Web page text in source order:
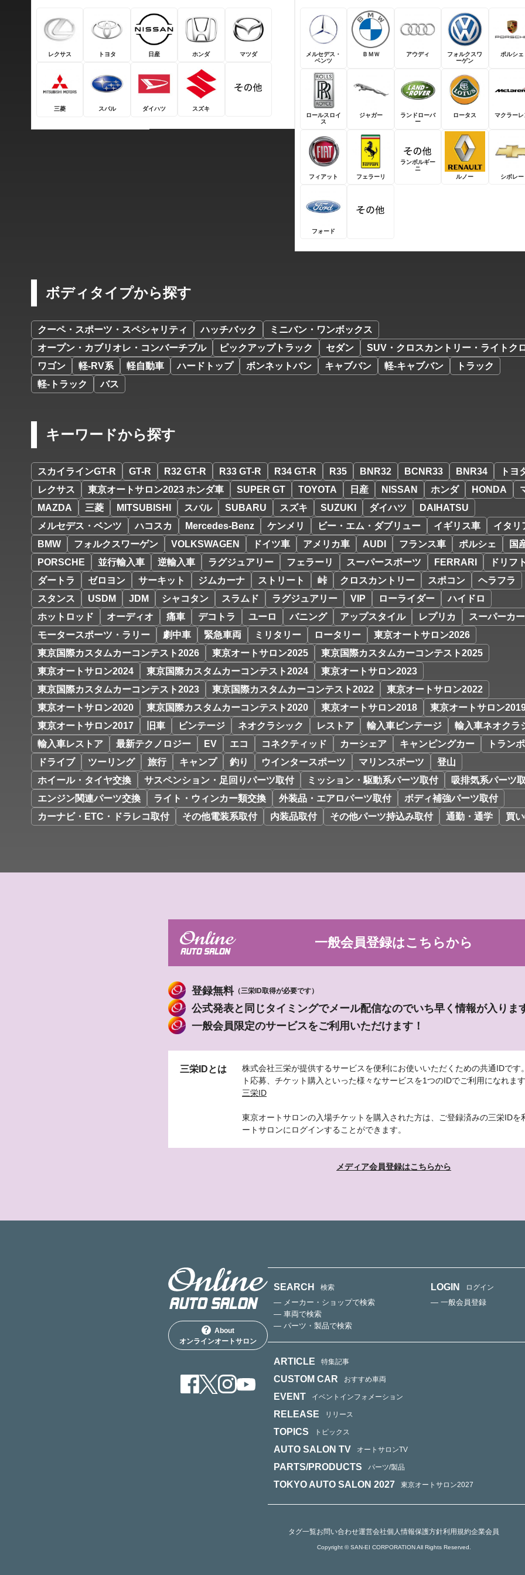
レクサス トヨタ 日産 ホンダ マツダ
三菱 スバル ダイハツ スズキ
メルセデス・
ベンツ
ＢＭＷ アウディ
フォルクスワ
ーゲン
ポルシェ
ロールスロイ
ス
ジャガー
ランドローバ
ー
ロータス マクラーレ
フィアット フェラーリ
ランボルギー
ニ
ルノー
シボレー
フォード
ボディタイプから探す
クーペ・スポーツ・スペシャリティ ハッチバック
ミニバン・ワンボックス
オープン・カブリオレ・コンバーチブル
ピックアップトラック セダン
SUV・クロスカントリー・ライトク
ワゴン
軽-RV系 軽自動車 ハードトップ ボンネットバン キャブバン 軽-キャブバン
トラック
軽-トラック
バス
キーワードから探す
スカイラインGT-R GT-R R32 GT-R R33 GT-R R34 GT-R R35 BNR32 BCNR33 BNR34
トヨ
レクサス
東京オートサロン2023 ホンダ車 SUPER GT TOYOTA 日産 NISSAN ホンダ HONDA
MAZDA
三菱 MITSUBISHI スバル SUBARU スズキ SUZUKI ダイハツ
DAIHATSU
メルセデス・ベンツ
ハコスカ Mercedes-Benz ケンメリ ビー・エム・ダブリュー イギリス車
イタリ
BMW
フォルクスワーゲン VOLKSWAGEN ドイツ車 アメリカ車 AUDI フランス車 ポルシェ
国
PORSCHE
並行輸入車 逆輸入車 ラグジュアリー フェラーリ スーパースポーツ FERRARI
ドリフ
ダートラ
ゼロヨン サーキット ジムカーナ ストリート 峠 クロスカントリー スポコン
ヘラフラ
スタンス
USDM JDM シャコタン スラムド ラグジュアリー VIP ローライダー
ハイドロ
ホットロッド
オーディオ 痛車 デコトラ ユーロ バニング アップスタイル レプリカ
スーパーカー
モータースポーツ・ラリー
劇中車 緊急車両 ミリタリー ロータリー
東京オートサロン2026
東京国際カスタムカーコンテスト2026
東京オートサロン2025
東京国際カスタムカーコンテスト2025
東京オートサロン2024
東京国際カスタムカーコンテスト2024
東京オートサロン2023
東京国際カスタムカーコンテスト2023
東京国際カスタムカーコンテスト2022
東京オートサロン2022
東京オートサロン2020
東京国際カスタムカーコンテスト2020 東京オートサロン2018
東京オートサロン
東京オートサロン2017
旧車 ビンテージ ネオクラシック レストア 輸入車ビンテージ
輸入車ネオクラ
輸入車レストア
最新テクノロジー EV エコ コネクティッド カーシェア キャンピングカー
トランポ
ドライブ
ツーリング 旅行 キャンプ 釣り ウインタースポーツ マリンスポーツ
登山
ホイール・タイヤ交換
サスペンション・足回りパーツ取付 ミッション・駆動系パーツ取付
吸排気系パーツ
エンジン関連パーツ交換
ライト・ウィンカー類交換 外装品・エアロパーツ取付
ボディ補強パーツ取付
カーナビ・ETC・ドラレコ取付
その他電装系取付 内装品取付 その他パーツ持込み取付 通勤・通学 買
一般会員登録はこちらから
登録無料（三栄ID取得が必要です）
公式発表と同じタイミングでメール配信なのでいち早く情報が入りま
一般会員限定のサービスをご利用いただけます！
三栄IDとは
株式会社三栄が提供するサービスを便利にお使いいただくための共通IDです
ト応募、チケット購入といった様々なサービスを1つのIDでご利用になれま
三栄ID
東京オートサロンの入場チケットを購入された方は、ご登録済みの三栄IDを
ートサロンにログインすることができます。
メディア会員登録はこちらから
About
オンラインオートサロン
SEARCH 検索
— メーカー・ショップで検索
— 車両で検索
— パーツ・製品で検索
LOGIN ログイン
— 一般会員登録
ARTICLE 特集記事
CUSTOM CAR おすすめ車両
EVENT イベントインフォメーション
RELEASE リリース
TOPICS トピックス
AUTO SALON TV オートサロンTV
PARTS/PRODUCTS パーツ/製品
TOKYO AUTO SALON 2027 東京オートサロン2027
タグ一覧お問い合わせ運営会社個人情報保護方針利用規約企業会員
Copyright © SAN-EI CORPORATION All Rights Reserved.